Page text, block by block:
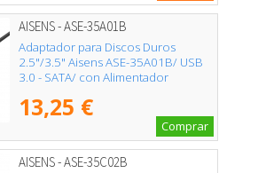
AISENS - ASE-35A01B
Adaptador para Discos Duros
2.5"/3.5" Aisens ASE-35A01B/ USB
3.0 - SATA/ con Alimentador
13,25 €
Comprar
AISENS - ASE-35C02B